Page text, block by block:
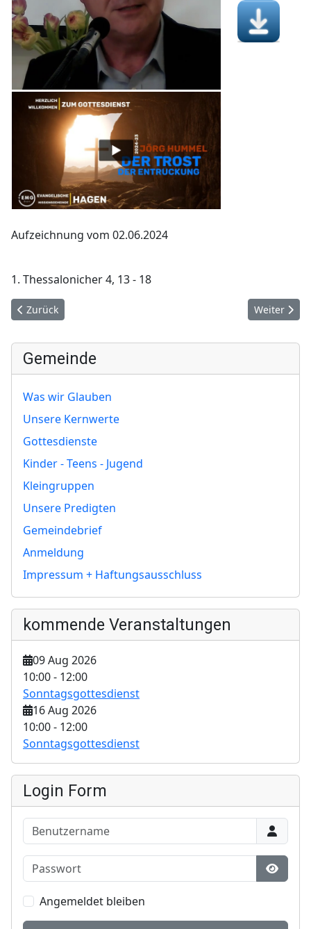
Aufzeichnung vom 02.06.2024
1. Thessalonicher 4, 13 - 18
Vorheriger Beitrag: Gott sieht!
Zurück Nächster
Weiter
Gemeinde
Was wir Glauben
Unsere Kernwerte
Gottesdienste
Kinder - Teens - Jugend
Kleingruppen
Unsere Predigten
Gemeindebrief
Anmeldung
Impressum + Haftungsausschluss
kommende Veranstaltungen
09 Aug 2026
10:00- 12:00
Sonntagsgottesdienst
16 Aug 2026
10:00- 12:00
Sonntagsgottesdienst
Login Form
Benutzername
Passwort
Show
Angemeldet bleiben